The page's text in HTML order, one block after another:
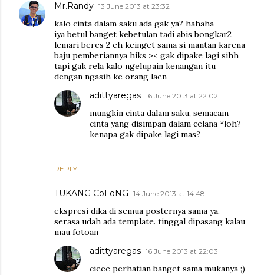
Mr.Randy 13 June 2013 at 23:32
kalo cinta dalam saku ada gak ya? hahaha
iya betul banget kebetulan tadi abis bongkar2
lemari beres 2 eh keinget sama si mantan karena
baju pemberiannya hiks >< gak dipake lagi sihh
tapi gak rela kalo ngelupain kenangan itu
dengan ngasih ke orang laen
REPLY
adittyaregas 16 June 2013 at 22:02
mungkin cinta dalam saku, semacam
cinta yang disimpan dalam celana *loh?
kenapa gak dipake lagi mas?
TUKANG CoLoNG 14 June 2013 at 14:48
ekspresi dika di semua posternya sama ya.
serasa udah ada template. tinggal dipasang kalau
mau fotoan
adittyaregas 16 June 2013 at 22:03
cieee perhatian banget sama mukanya ;)